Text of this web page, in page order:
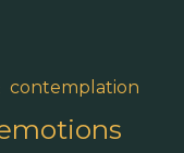
contemplation